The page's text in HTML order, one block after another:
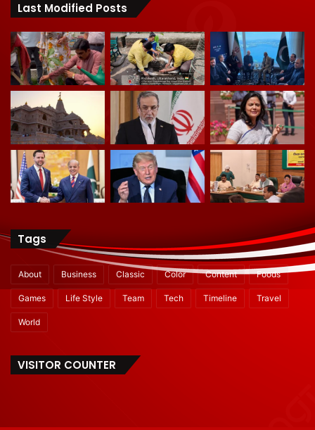
Last Modified Posts
Tags
About Business Classic Color Content Foods
Games Life Style Team Tech Timeline Travel
World
VISITOR COUNTER